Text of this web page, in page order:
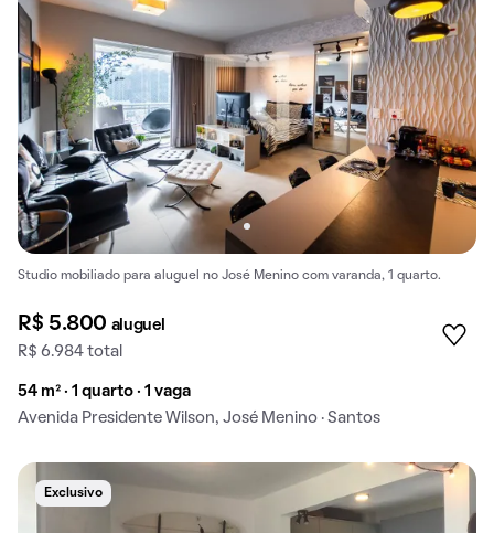
Studio mobiliado para aluguel no José Menino com varanda, 1 quarto.
R$ 5.800 aluguel
R$ 6.984 total
54 m² · 1 quarto · 1 vaga
Avenida Presidente Wilson, José Menino · Santos
Exclusivo